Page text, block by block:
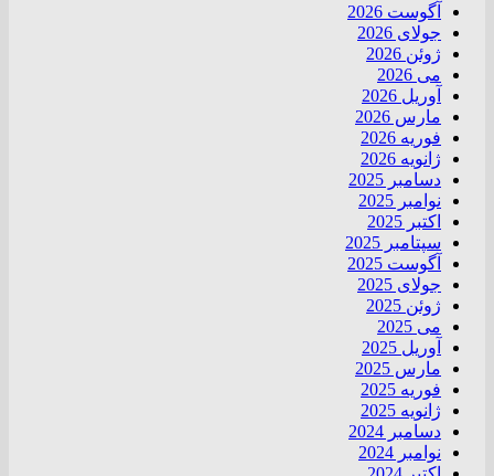
آگوست 2026
جولای 2026
ژوئن 2026
می 2026
آوریل 2026
مارس 2026
فوریه 2026
ژانویه 2026
دسامبر 2025
نوامبر 2025
اکتبر 2025
سپتامبر 2025
آگوست 2025
جولای 2025
ژوئن 2025
می 2025
آوریل 2025
مارس 2025
فوریه 2025
ژانویه 2025
دسامبر 2024
نوامبر 2024